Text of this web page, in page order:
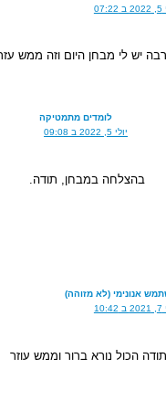
יש לי מבחן היום וזה ממש עזר לי
לומדים מתמטיקה
בהצלחה במבחן, תודה.
אנונימי (לא מזוהה)
הכול נורא ברור וממש עוזר